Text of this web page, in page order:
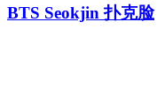
BTS Seokjin 扑克脸